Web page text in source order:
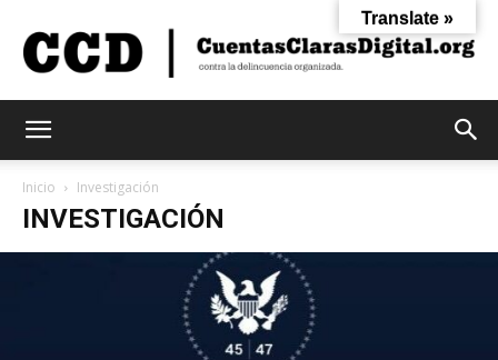
Claras
Digital
Inicio Investigación
INVESTIGACIÓN
Translate »